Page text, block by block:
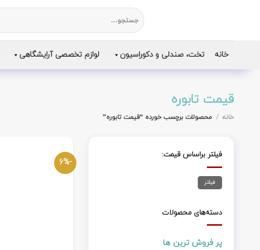
جستجو
برای:
خانه تخت، صندلی و دکوراسیون لوازم تخصصی آرایشگاهی
قیمت تابوره
خانه / محصولات برچسب خورده “قیمت تابوره”
فیلتر براساس قیمت:
حداقل
قیمت
حداکثر
قیمت
فیلتر
دسته‌های محصولات
پر فروش ترین ها
-6%